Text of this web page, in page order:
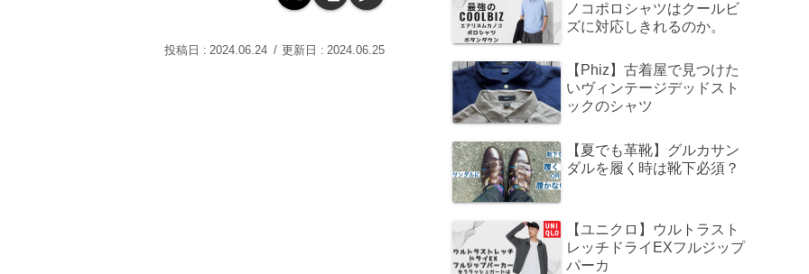
2024.06.24 2024.06.25
ノコポロシャツはクールビ
ズに対応しきれるのか。
【Phiz】古着屋で見つけた
いヴィンテージデッドスト
ックのシャツ
【夏でも革靴】グルカサン
ダルを履く時は靴下必須？
【ユニクロ】ウルトラスト
レッチドライEXフルジップ
パーカ